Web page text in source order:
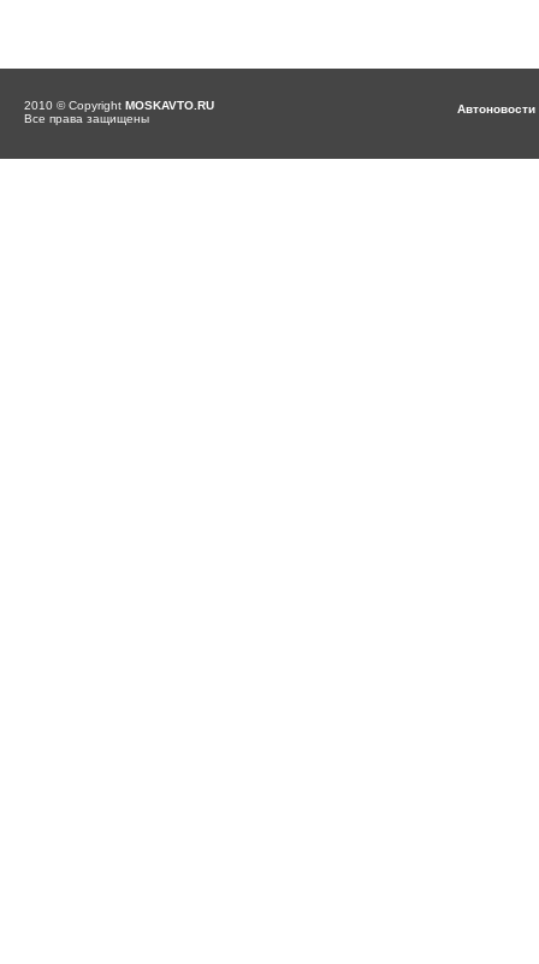
2010 © Copyright MOSKAVTO.RU
Все права защищены
Автоновости